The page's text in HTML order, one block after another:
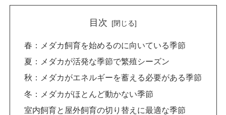
目次
春：メダカ飼育を始めるのに向いている季節
夏：メダカが活発な季節で繁殖シーズン
秋：メダカがエネルギーを蓄える必要がある季節
冬：メダカがほとんど動かない季節
室内飼育と屋外飼育の切り替えに最適な季節